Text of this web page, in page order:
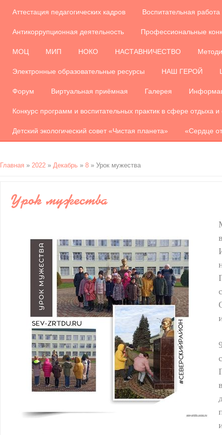
Аттестация педагогических кадров Воспитательная работа
Антикоррупционная деятельность Профессиональные
МОЦ МИП НОКО НАСТАВНИЧЕСТВО
Электронные образовательные ресурсы НАШ ГЕРОЙ
Форум Виртуальная приёмная Галерея
Конкурс программ и воспитательных практик в сфере отдыха
Детский экологический совет «Чистая планета» «Сердце
Главная » 2022 » Декабрь » 8 » Урок мужества
Урок мужества